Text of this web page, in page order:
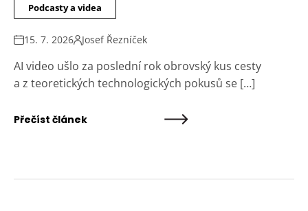
Podcasty a videa
15. 7. 2026 Josef Řezníček
AI video ušlo za poslední rok obrovský kus cesty
a z teoretických technologických pokusů se […]
Přečíst článek